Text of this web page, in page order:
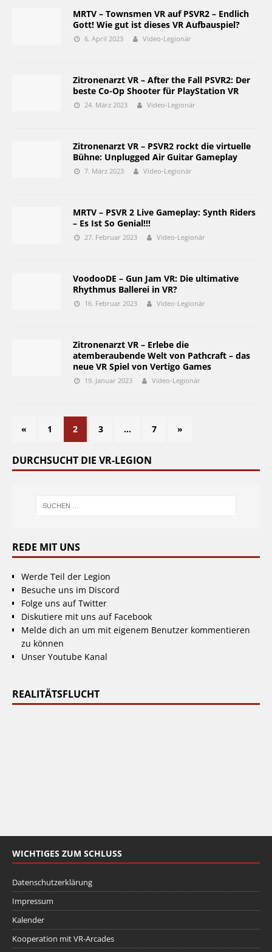
MRTV – Townsmen VR auf PSVR2 – Endlich
Gott! Wie gut ist dieses VR Aufbauspiel?
6. April 2023 Video-Legionär
Zitronenarzt VR – After the Fall PSVR2: Der
beste Co-Op Shooter für PlayStation VR
24. März 2023 Video-Legionär
Zitronenarzt VR – PSVR2 rockt die virtuelle
Bühne: Unplugged Air Guitar Gameplay
7. März 2023 Video-Legionär
MRTV – PSVR 2 Live Gameplay: Synth Riders
– Es Ist So Genial!!!
27. Februar 2023 Video-Legionär
VoodooDE – Gun Jam VR: Die ultimative
Rhythmus Ballerei in VR?
16. Februar 2023 Video-Legionär
Zitronenarzt VR – Erlebe die
atemberaubende Welt von Pathcraft – das
neue VR Spiel von Vertigo Games
19. Januar 2023 Video-Legionär
« 1 2 3 … 7 »
DURCHSUCHT DIE VR-LEGION
REDE MIT UNS
Werde Teil der Legion
Besuche uns im Discord
Folge uns auf Twitter
Diskutiere mit uns auf Facebook
Melde dich an um mit eigenem Benutzer kommentieren
zu können
Unser Youtube Kanal
REALITÄTSFLUCHT
WICHTIGES ZUM SCHLUSS
Datenschutzerklärung
Impressum
Kalender
Kooperation mit VR-Arcades